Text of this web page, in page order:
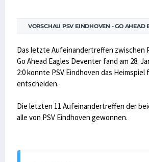
VORSCHAU PSV EINDHOVEN - GO AHEAD
Das letzte Aufeinandertreffen zwischen
Go Ahead Eagles Deventer fand am 28.
2:0 konnte PSV Eindhoven das Heimspiel
entscheiden.
Die letzten 11 Aufeinandertreffen der
alle von PSV Eindhoven gewonnen.